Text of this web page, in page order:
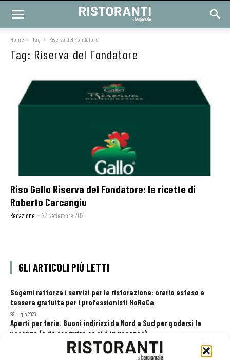
Home Tag Riserva del Fondatore
Tag: Riserva del Fondatore
Riso Gallo Riserva del Fondatore: le ricette di
Roberto Carcangiu
Redazione - 22 Settembre 2021
GLI ARTICOLI PIÙ LETTI
Sogemi rafforza i servizi per la ristorazione: orario esteso e
tessera gratuita per i professionisti HoReCa
29 Luglio 2026
Aperti per ferie. Buoni indirizzi da Nord a Sud per godersi le
vacanze (o da scorprire se si è in vacanza)
Pos, compagni di gestione. Le ultime soluzioni delle aziende